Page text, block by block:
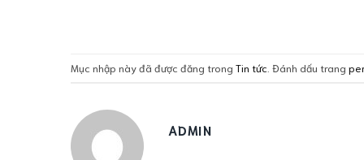
Mục nhập này đã được đăng trong Tin tức . Đánh dấu trang
ADMIN